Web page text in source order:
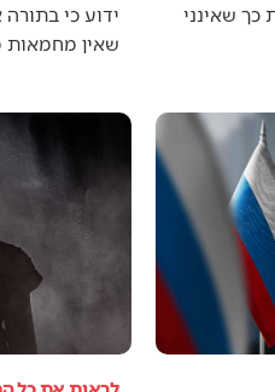
כך שאינני
ידוע כי בתורה
שאין מחמאות